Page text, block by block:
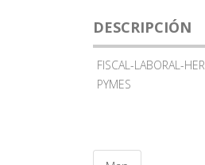
DESCRIPCIÓN
FISCAL-LABORAL-
PYMES